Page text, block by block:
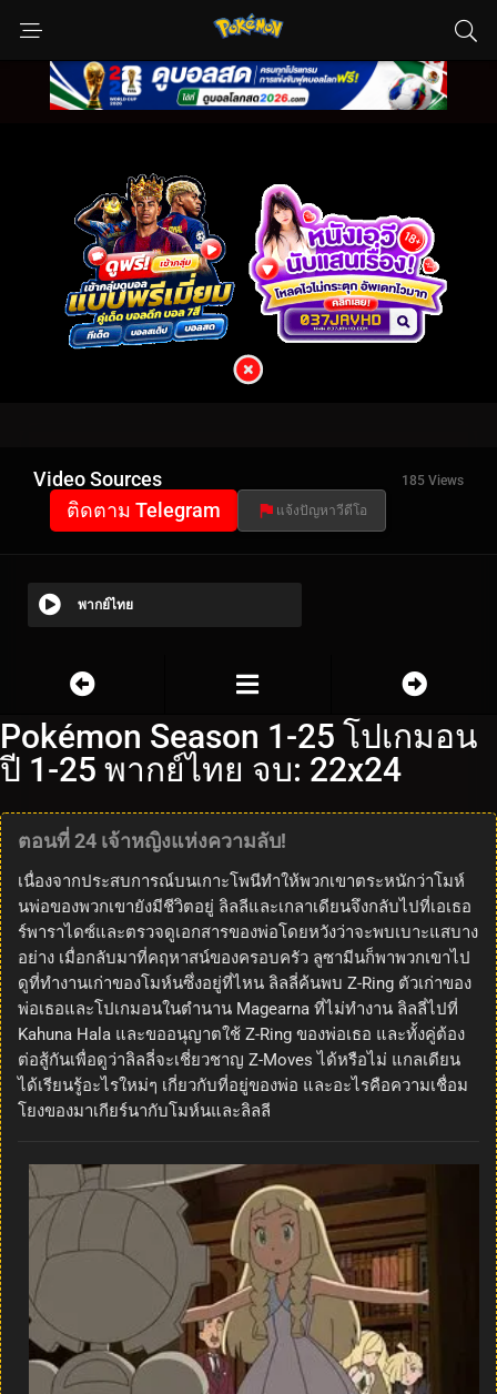
Video Sources 185 Views
ติดตาม Telegram แจ้งปัญหาวีดีโอ
พากย์ไทย
Pokémon Season 1-25 โปเกมอน
ปี 1-25 พากย์ไทย จบ: 22x24
ตอนที่ 24 เจ้าหญิงแห่งความลับ!
เนื่องจากประสบการณ์บนเกาะโพนีทำให้พวกเขาตระหนักว่าโมห์
นพ่อของพวกเขายังมีชีวิตอยู่ ลิลลีและเกลาเดียนจึงกลับไปที่เอเธอ
ร์พาราไดซ์และตรวจดูเอกสารของพ่อโดยหวังว่าจะพบเบาะแสบาง
อย่าง เมื่อกลับมาที่คฤหาสน์ของครอบครัว ลูซามีนก็พาพวกเขาไป
ดูที่ทำงานเก่าของโมห์นซึ่งอยู่ที่ไหน ลิลลี่ค้นพบ Z-Ring ตัวเก่าของ
พ่อเธอและโปเกมอนในตำนาน Magearna ที่ไม่ทำงาน ลิลลี่ไปที่
Kahuna Hala และขออนุญาตใช้ Z-Ring ของพ่อเธอ และทั้งคู่ต้อง
ต่อสู้กันเพื่อดูว่าลิลลี่จะเชี่ยวชาญ Z-Moves ได้หรือไม่ แกลเดียน
ได้เรียนรู้อะไรใหม่ๆ เกี่ยวกับที่อยู่ของพ่อ และอะไรคือความเชื่อม
โยงของมาเกียร์นากับโมห์นและลิลลี